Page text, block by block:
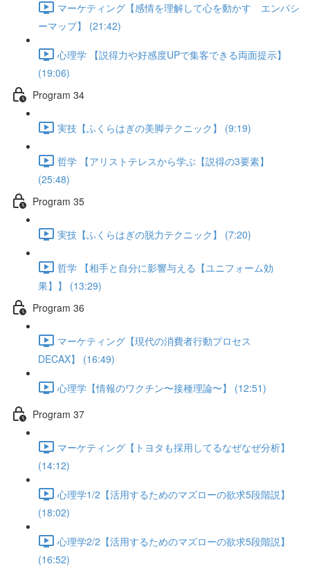
マーケティング【感情を理解して心を動かす エンパシ
ーマップ】 (21:42)
心理学 【説得力や好感度UPで集客できる両面提示】
(19:06)
Program 34
実技【ふくらはぎの美脚テクニック】 (9:19)
哲学 【アリストテレスから学ぶ【説得の3要素】
(25:48)
Program 35
実技【ふくらはぎの脱力テクニック】 (7:20)
哲学 【相手と自分に影響与える【ユニフォーム効
果】】 (13:29)
Program 36
マーケティング【現代の消費者行動プロセス
DECAX】 (16:49)
心理学【情報のワクチン〜接種理論〜】 (12:51)
Program 37
マーケティング【トヨタも採用してるなぜなぜ分析】
(14:12)
心理学1/2【活用するためのマズローの欲求5段階説】
(18:02)
心理学2/2【活用するためのマズローの欲求5段階説】
(16:52)